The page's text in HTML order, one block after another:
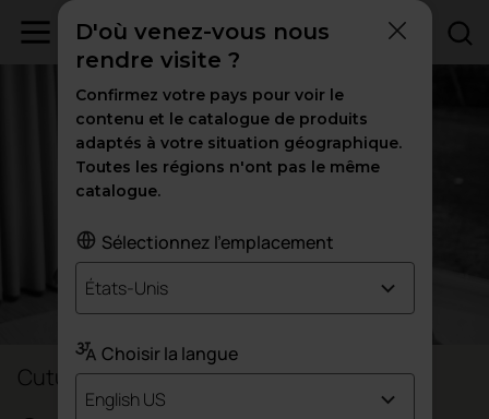
Cutu Mazuelos & Eva Prego
D'où venez-vous nous
rendre visite ?
Confirmez votre pays pour voir le
contenu et le catalogue de produits
adaptés à votre situation géographique.
Toutes les régions n'ont pas le même
catalogue.
Sélectionnez l'emplacement
États-Unis
Choisir la langue
English US